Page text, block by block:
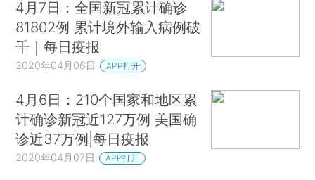
4月7日：全国新冠累计确诊
81802例 累计境外输入病例破
千｜每日疫报
2020年04月08日 APP打开
4月6日：210个国家和地区累
计确诊新冠近127万例 美国确
诊近37万例|每日疫报
2020年04月07日 APP打开